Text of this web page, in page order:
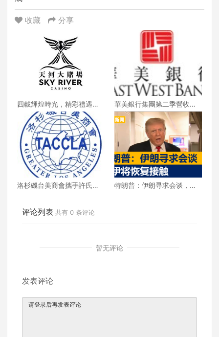
收藏 分享
四載輝煌時光，精彩禮遇歡
慶一整月
華美銀行集團第二季營收創
新高 每股收益年增18%
洛杉磯台美商會攜手許氏參
特朗普：伊朗寻求会谈，美
评论列表 共有 0 条评论
暂无评论
发表评论